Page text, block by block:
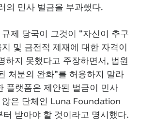
의 민사 벌금을 부과했다.
제 당국이 그것이 “자신이 추구
및 금전적 제재에 대한 자격이
하지 못했다고 주장하면서, 법원
처분의 완화”를 허용하지 말라
플랫폼은 제안된 벌금이 민사
않은 단체인 Luna Foundation
받아야 할 것이라고 명시했다.